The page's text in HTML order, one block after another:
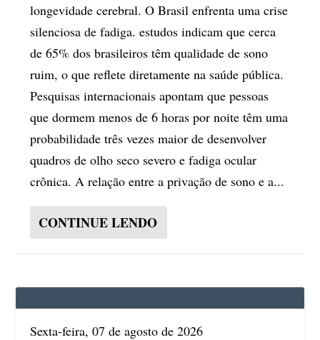
longevidade cerebral. O Brasil enfrenta uma crise
silenciosa de fadiga. estudos indicam que cerca
de 65% dos brasileiros têm qualidade de sono
ruim, o que reflete diretamente na saúde pública.
Pesquisas internacionais apontam que pessoas
que dormem menos de 6 horas por noite têm uma
probabilidade três vezes maior de desenvolver
quadros de olho seco severo e fadiga ocular
crônica. A relação entre a privação de sono e a...
CONTINUE LENDO
Sexta-feira, 07 de agosto de 2026